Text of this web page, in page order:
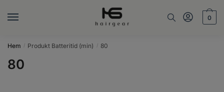
0
Hem / Produkt Batteritid (min) / 80
80